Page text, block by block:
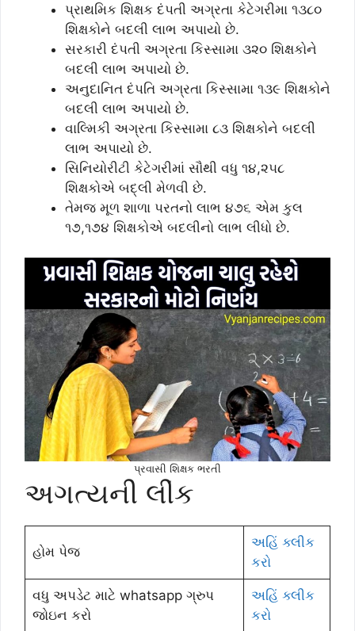
પ્રાથમિક શિક્ષક દંપતી અગ્રતા કેટેગરીમા ૧૩૮૦
શિક્ષકોને બદલી લાભ અપાયો છે.
સરકારી દંપતી અગ્રતા કિસ્સામા ૩૨૦ શિક્ષકોને
બદલી લાભ અપાયો છે.
અનુદાનિત દંપતિ અગ્રતા કિસ્સામા ૧૩૯ શિક્ષકોને
બદલી લાભ અપાયો છે.
વાલ્મિકી અગ્રતા કિસ્સામા ૮૩ શિક્ષકોને બદલી
લાભ અપાયો છે.
સિનિયોરીટી કેટેગરીમાં સૌથી વધુ ૧૪,૨૫૮
શિક્ષકોએ બદ્લી મેળવી છે.
તેમજ મૂળ શાળા પરતનો લાભ ૪૭૬ એમ કુલ
૧૭,૧૭૪ શિક્ષકોએ બદલીનો લાભ લીધો છે.
પ્રવાસી શિક્ષક ભરતી
અગત્યની લીંક
હોમ પેજ
અહિં ક્લીક
કરો
વધુ અપડેટ માટે whatsapp ગ્રુપ
જોઇન કરો
અહિં ક્લીક
કરો